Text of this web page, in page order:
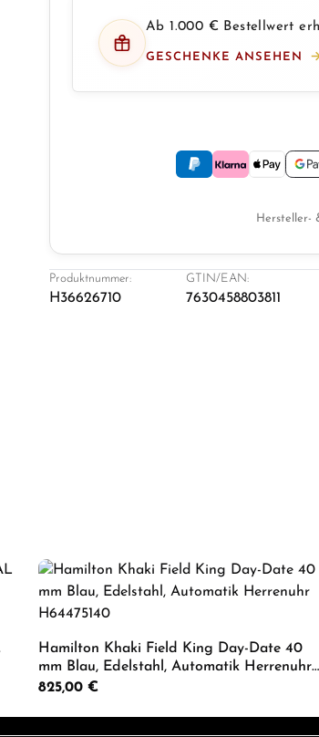
Ab 1.000 € Bestellwert
GESCHENKE ANSEHEN
Hersteller-
Produktnummer:
H36626710
GTIN/EAN:
7630458803811
die Schaltflächen um die
Hamilton Khaki Field King Day-Date 40
mm Blau, Edelstahl, Automatik Herrenuhr
H64475140
Regulärer Preis:
825,00 €